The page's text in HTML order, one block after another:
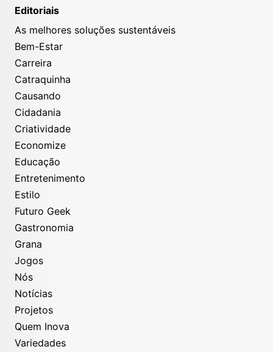
Editoriais
As melhores soluções sustentáveis
Bem-Estar
Carreira
Catraquinha
Causando
Cidadania
Criatividade
Economize
Educação
Entretenimento
Estilo
Futuro Geek
Gastronomia
Grana
Jogos
Nós
Notícias
Projetos
Quem Inova
Variedades